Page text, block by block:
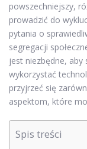
powszechniejszy,
prowadzić do
pytania o
segregacji
jest niezbędne, aby
wykorzystać
przyjrzeć się
aspektom, które
Spis treści